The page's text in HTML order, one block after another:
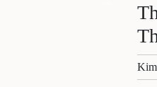
QUÊ
VĂN BẢN,